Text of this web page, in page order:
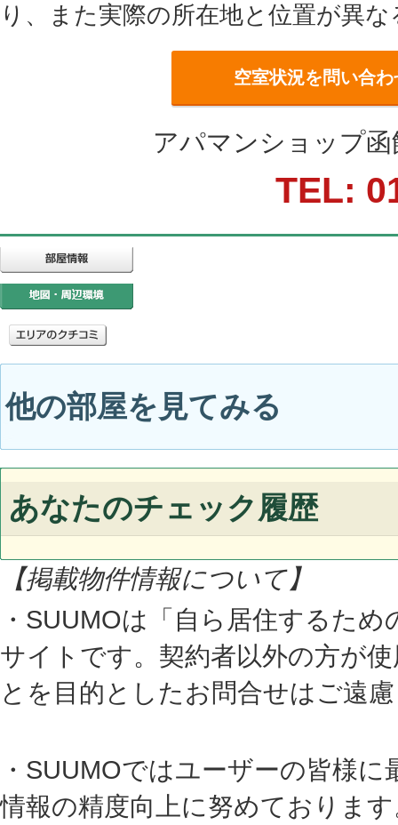
り、また実際の所在地と位置が異
空室状況を問い合わ
アパマンショップ
TEL:
他の部屋を見てみる
あなたのチェック履歴
【掲載物件情報について】
・SUUMOは「自ら居住するた
サイトです。契約者以外の方が
とを目的としたお問合せはご遠
・SUUMOではユーザーの皆様
情報の精度向上に努めておりま